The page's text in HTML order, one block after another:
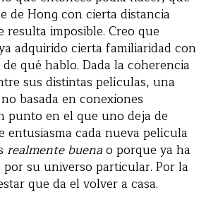
de Hong con cierta distancia
resulta imposible. Creo que
adquirido cierta familiaridad con
qué hablo. Dada la coherencia
sus distintas películas, una
basada en conexiones
punto en el que uno deja de
entusiasma cada nueva película
realmente buenao porque ya ha
su universo particular. Por la
que da el volver a casa.